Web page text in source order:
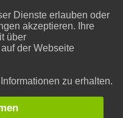
Dienste erlauben oder
akzeptieren. Ihre
über
der Webseite
zu erhalten.